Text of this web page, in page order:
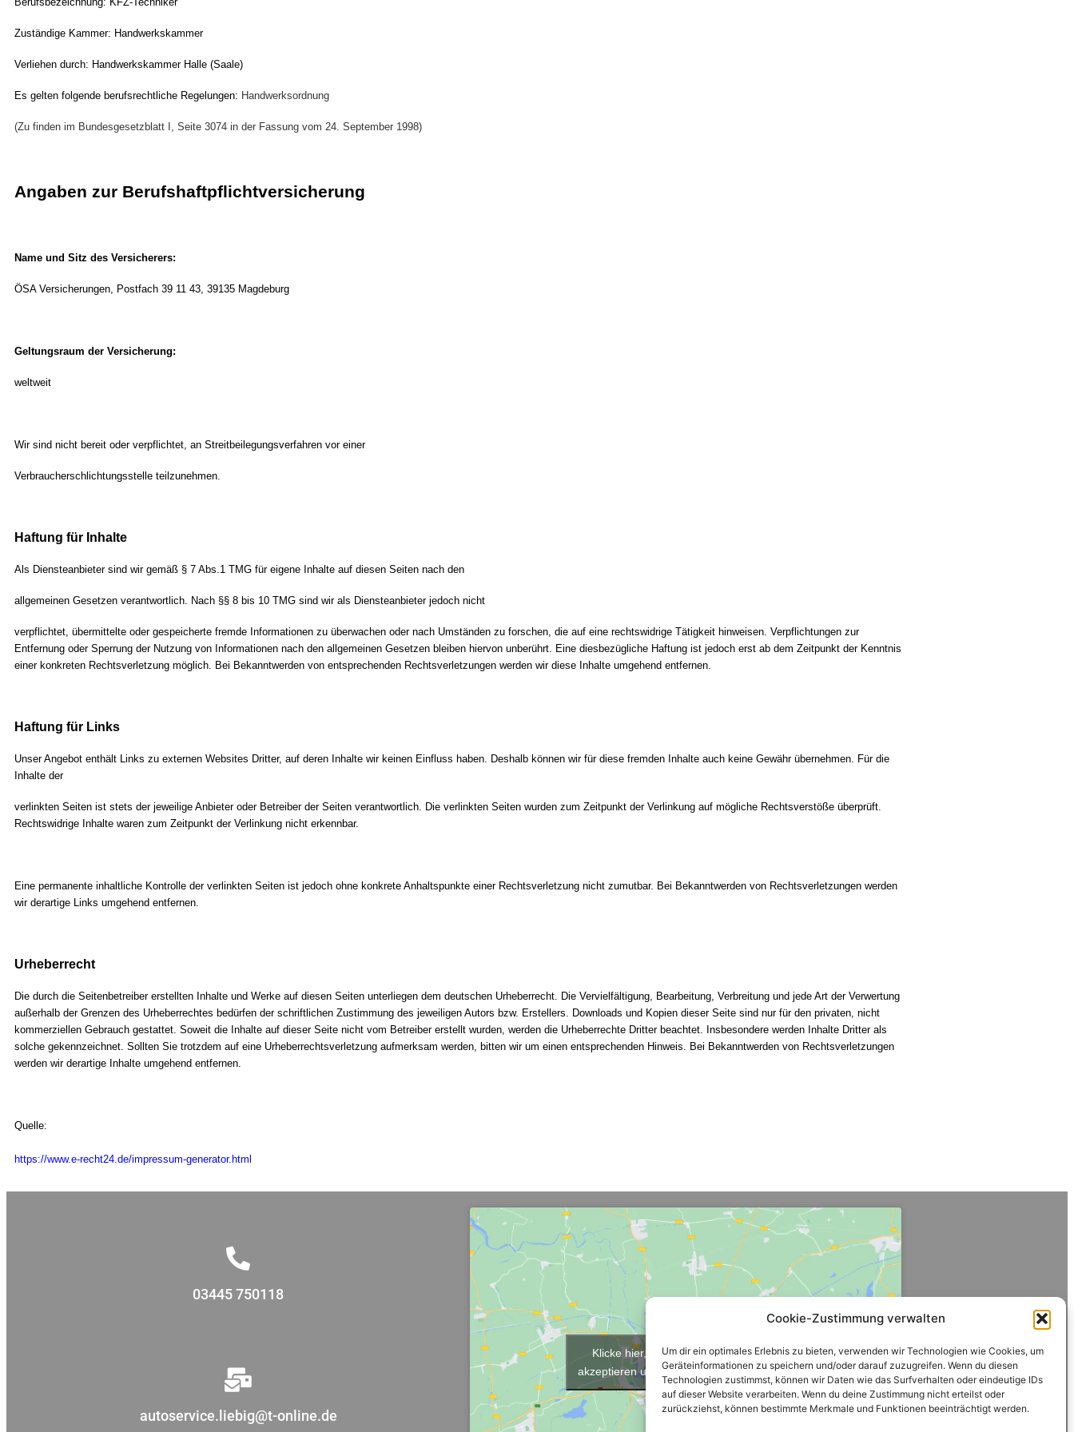
Cookie-Zustimmung verwalten
Um dir ein optimales Erlebnis zu bieten, verwenden wir Technologien wie Cookies, um
Geräteinformationen zu speichern und/oder darauf zuzugreifen. Wenn du diesen
Technologien zustimmst, können wir Daten wie das Surfverhalten oder eindeutige IDs
auf dieser Website verarbeiten. Wenn du deine Zustimmung nicht erteilst oder
zurückziehst, können bestimmte Merkmale und Funktionen beeinträchtigt werden.
Zuständige Kammer: Handwerkskammer
Verliehen durch: Handwerkskammer Halle (Saale)
Es gelten folgende berufsrechtliche Regelungen: Handwerksordnung
(Zu finden im Bundesgesetzblatt I, Seite 3074 in der Fassung vom 24. September 1998)
Angaben zur Berufshaftpflichtversicherung
Name und Sitz des Versicherers:
ÖSA Versicherungen, Postfach 39 11 43, 39135 Magdeburg
Geltungsraum der Versicherung:
weltweit
Wir sind nicht bereit oder verpflichtet, an Streitbeilegungsverfahren vor einer
Verbraucherschlichtungsstelle teilzunehmen.
Haftung für Inhalte
Als Diensteanbieter sind wir gemäß § 7 Abs.1 TMG für eigene Inhalte auf diesen Seiten nach den
allgemeinen Gesetzen verantwortlich. Nach §§ 8 bis 10 TMG sind wir als Diensteanbieter jedoch nicht
verpflichtet, übermittelte oder gespeicherte fremde Informationen zu überwachen oder nach Umständen zu forschen, die auf eine rechtswidrige Tätigkeit hinweisen. Verpflichtungen zur
Entfernung oder Sperrung der Nutzung von Informationen nach den allgemeinen Gesetzen bleiben hiervon unberührt. Eine diesbezügliche Haftung ist jedoch erst ab dem Zeitpunkt der Kenntnis
einer konkreten Rechtsverletzung möglich. Bei Bekanntwerden von entsprechenden Rechtsverletzungen werden wir diese Inhalte umgehend entfernen.
Haftung für Links
Unser Angebot enthält Links zu externen Websites Dritter, auf deren Inhalte wir keinen Einfluss haben. Deshalb können wir für diese fremden Inhalte auch keine Gewähr übernehmen. Für die
Inhalte der
verlinkten Seiten ist stets der jeweilige Anbieter oder Betreiber der Seiten verantwortlich. Die verlinkten Seiten wurden zum Zeitpunkt der Verlinkung auf mögliche Rechtsverstöße überprüft.
Rechtswidrige Inhalte waren zum Zeitpunkt der Verlinkung nicht erkennbar.
Eine permanente inhaltliche Kontrolle der verlinkten Seiten ist jedoch ohne konkrete Anhaltspunkte einer Rechtsverletzung nicht zumutbar. Bei Bekanntwerden von Rechtsverletzungen werden
wir derartige Links umgehend entfernen.
Urheberrecht
Die durch die Seitenbetreiber erstellten Inhalte und Werke auf diesen Seiten unterliegen dem deutschen Urheberrecht. Die Vervielfältigung, Bearbeitung, Verbreitung und jede Art der Verwertung
außerhalb der Grenzen des Urheberrechtes bedürfen der schriftlichen Zustimmung des jeweiligen Autors bzw. Erstellers. Downloads und Kopien dieser Seite sind nur für den privaten, nicht
kommerziellen Gebrauch gestattet. Soweit die Inhalte auf dieser Seite nicht vom Betreiber erstellt wurden, werden die Urheberrechte Dritter beachtet. Insbesondere werden Inhalte Dritter als
solche gekennzeichnet. Sollten Sie trotzdem auf eine Urheberrechtsverletzung aufmerksam werden, bitten wir um einen entsprechenden Hinweis. Bei Bekanntwerden von Rechtsverletzungen
werden wir derartige Inhalte umgehend entfernen.
Quelle:
https://www.e-recht24.de/impressum-generator.html
03445 750118
autoservice.liebig@t-online.de
Klicke hier, um Marketing-Cookies zu
akzeptieren und diesen Inhalt zu aktivieren